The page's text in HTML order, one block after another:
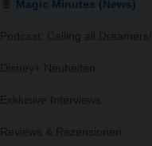
Magic Minutes (News)
Podcast: Calling all Dreamers!
Disney+ Neuheiten
Exklusive Interviews
Reviews & Rezensionen